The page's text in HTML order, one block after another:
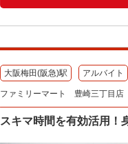
大阪梅田(阪急)駅 アルバイト
ファミリーマート 豊崎三丁目店
スキマ時間を有効活用！